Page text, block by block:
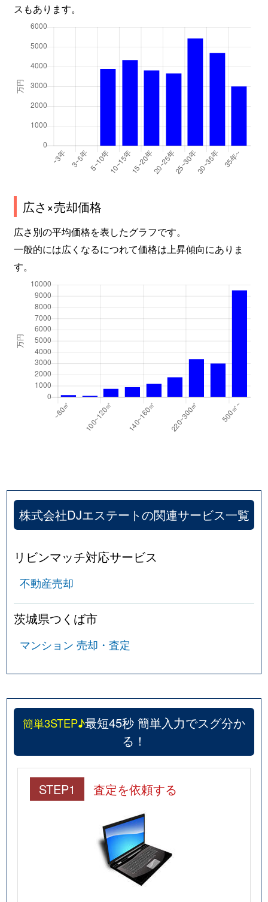
スもあります。
広さ×売却価格
広さ別の平均価格を表したグラフです。
一般的には広くなるにつれて価格は上昇傾向にありま
す。
株式会社DJエステートの関連サービス一覧
リビンマッチ対応サービス
不動産売却
茨城県つくば市
マンション 売却・査定
簡単3STEP♪最短45秒 簡単入力でスグ分か
る！
STEP1 査定を依頼する